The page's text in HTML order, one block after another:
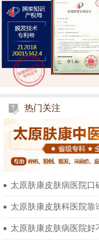
热门关注
太原肤康皮肤病医院
太原肤康皮肤科医院
太原肤康皮肤病医院